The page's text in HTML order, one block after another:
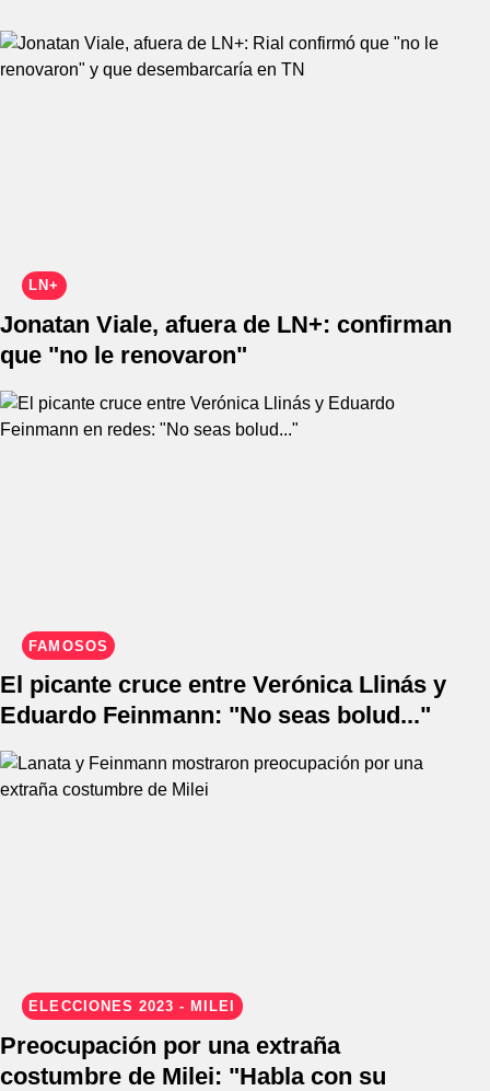
LN+
Jonatan Viale, afuera de LN+: confirman
que "no le renovaron"
FAMOSOS
El picante cruce entre Verónica Llinás y
Eduardo Feinmann: "No seas bolud..."
ELECCIONES 2023 - MILEI
Preocupación por una extraña
costumbre de Milei: "Habla con su